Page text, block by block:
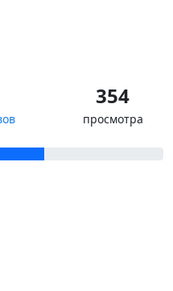
354
просмотра